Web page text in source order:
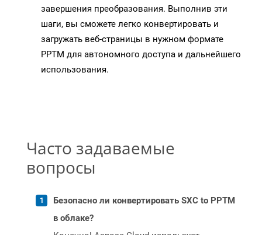
завершения преобразования. Выполнив эти
шаги, вы сможете легко конвертировать и
загружать веб-страницы в нужном формате
PPTM для автономного доступа и дальнейшего
использования.
Часто задаваемые
вопросы
Безопасно ли конвертировать SXC to PPTM
в облаке?